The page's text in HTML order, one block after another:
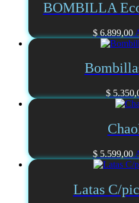
BOMBILLA
$ 6.899,00
$
$ 5.599,00
Latas C/